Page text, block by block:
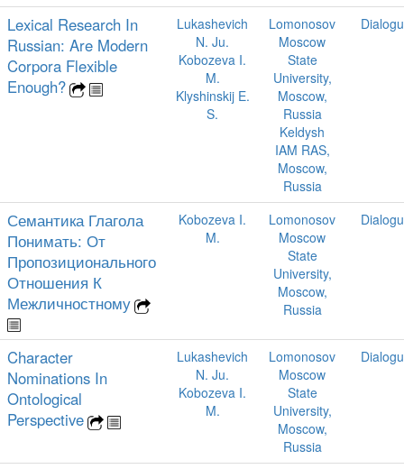
Lexical Research In
Russian: Are Modern
Corpora Flexible
Enough?
Lukashevich
N. Ju.
Kobozeva I.
M.
Klyshinskij E.
S.
Lomonosov
Moscow
State
University,
Moscow,
Russia
Keldysh
IAM RAS,
Moscow,
Russia
Семантика Глагола
Понимать: От
Пропозиционального
Отношения К
Межличностному
Kobozeva I.
M.
Lomonosov
Moscow
State
University,
Moscow,
Russia
Character
Nominations In
Ontological
Perspective
Lukashevich
N. Ju.
Kobozeva I.
M.
Lomonosov
Moscow
State
University,
Moscow,
Russia